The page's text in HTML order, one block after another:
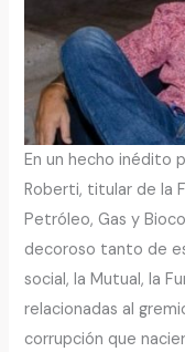
En un hecho inédito
Roberti, titular de la
Petróleo, Gas y
decoroso tanto de
social, la Mutual, la
relacionadas al
corrupción que